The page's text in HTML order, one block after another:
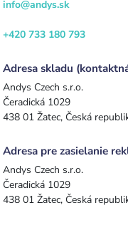
info@andys.sk
+420 733 180 793
Adresa skladu
Andys Czech s.r.o.
Čeradická 1029
438 01 Žatec, Česká
Adresa pre zasielanie
Andys Czech s.r.o.
Čeradická 1029
438 01 Žatec, Česká